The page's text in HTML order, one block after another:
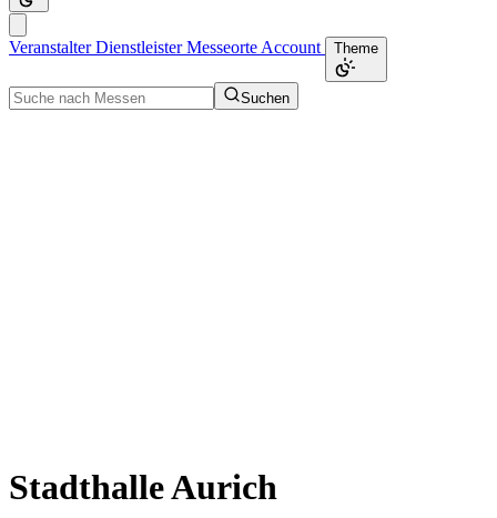
VeranstalterDienstleisterMesseorte Account Theme
Suchen
Stadthalle Aurich